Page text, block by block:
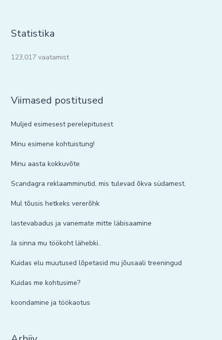
Statistika
123,017 vaatamist
Viimased postitused
Muljed esimesest perelepitusest
Minu esimene kohtuistung!
Minu aasta kokkuvõte
Scandagra reklaamminutid, mis tulevad õkva südamest.
Mul tõusis hetkeks vererõhk
lastevabadus ja vanemate mitte läbisaamine
Ja sinna mu töökoht lähebki..
Kuidas elu muutused lõpetasid mu jõusaali treeningud
Kuidas me kohtusime?
koondamine ja töökaotus